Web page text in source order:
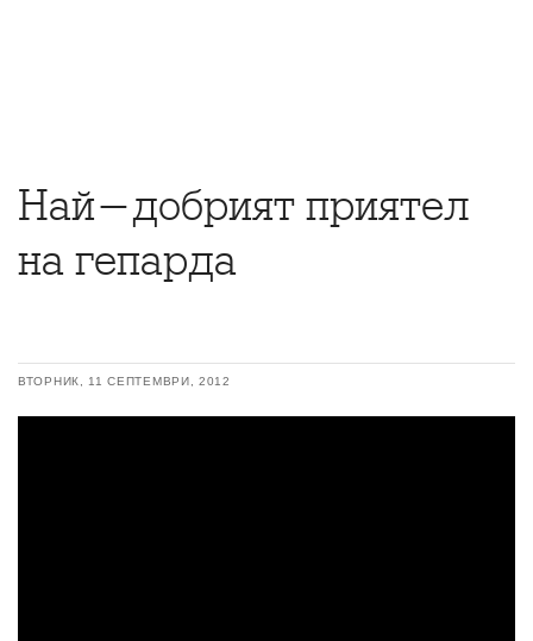
Най-добрият приятел
на гепарда
ВТОРНИК, 11 СЕПТЕМВРИ, 2012